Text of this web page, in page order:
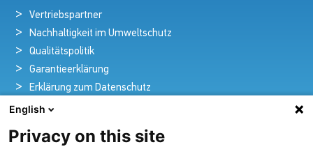
Vertriebspartner
Nachhaltigkeit im Umweltschutz
Qualitätspolitik
Garantieerklärung
Erklärung zum Datenschutz
Rechtlicher Hinweis
English
Privacy on this site